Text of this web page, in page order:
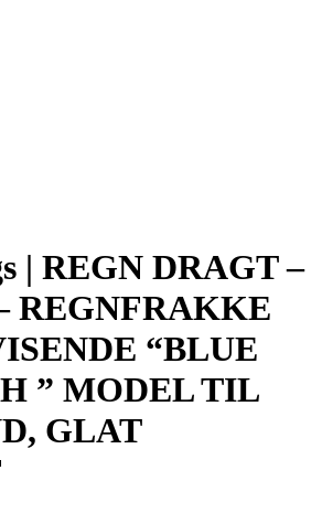
| REGN DRAGT –
REGNFRAKKE
“BLUE
” MODEL TIL
GLAT